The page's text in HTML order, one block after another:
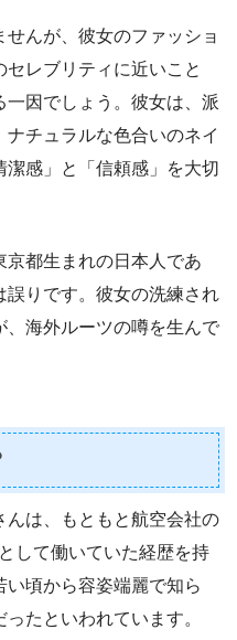
んが、彼女のファッショ
レブリティに近いこと
一因でしょう。彼女は、派
チュラルな色合いのネイ
感」と「信頼感」を大切
都生まれの日本人であ
誤りです。彼女の洗練され
、海外ルーツの噂を生んで
は、もともと航空会社の
して働いていた経歴を持
い頃から容姿端麗で知ら
たといわれています。